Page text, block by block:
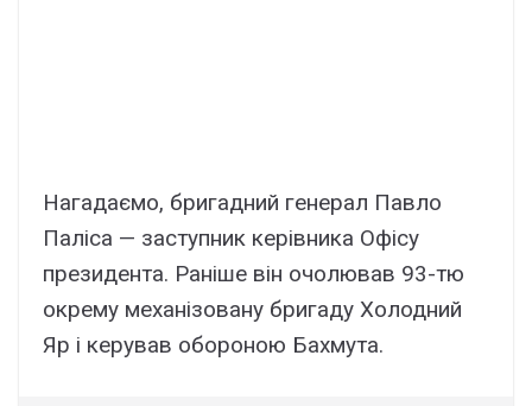
Нагадаємо, бригадний генерал Павло
Паліса — заступник керівника Офісу
президента. Раніше він очолював 93-тю
окрему механізовану бригаду Холодний
Яр і керував обороною Бахмута.